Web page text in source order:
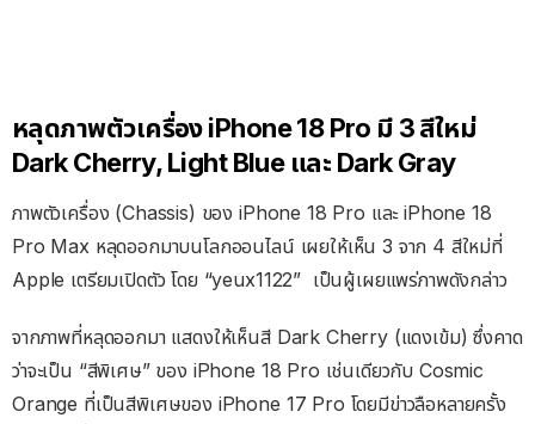
หลุดภาพตัวเครื่อง iPhone 18 Pro มี 3 สีใหม่
Dark Cherry, Light Blue และ Dark Gray
ภาพตัวเครื่อง (Chassis) ของ iPhone 18 Pro และ iPhone 18
Pro Max หลุดออกมาบนโลกออนไลน์ เผยให้เห็น 3 จาก 4 สีใหม่ที่
Apple เตรียมเปิดตัว โดย “yeux1122” เป็นผู้เผยแพร่ภาพดังกล่าว
จากภาพที่หลุดออกมา แสดงให้เห็นสี Dark Cherry (แดงเข้ม) ซึ่งคาด
ว่าจะเป็น “สีพิเศษ” ของ iPhone 18 Pro เช่นเดียวกับ Cosmic
Orange ที่เป็นสีพิเศษของ iPhone 17 Pro โดยมีข่าวลือหลายครั้ง